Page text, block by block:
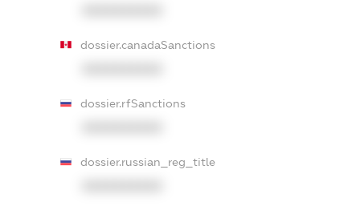
dossier.canadaSanctions
dossier.rfSanctions
dossier.russian_reg_title